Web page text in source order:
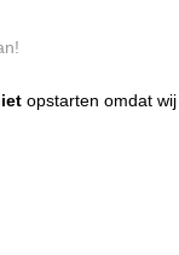
opstarten omdat